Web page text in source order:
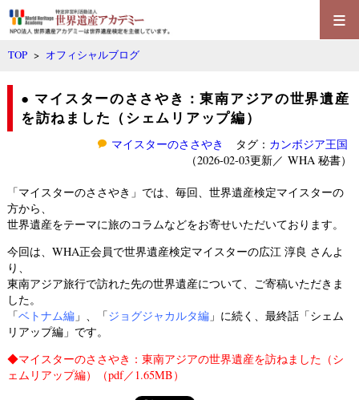
≡
TOP > オフィシャルブログ
● マイスターのささやき：東南アジアの世界遺産
を訪ねました（シェムリアップ編）
マイスターのささやき タグ： カンボジア王国
（2026-02-03更新／ WHA 秘書）
「マイスターのささやき」では、毎回、世界遺産検定マイスターの
方から、
世界遺産をテーマに旅のコラムなどをお寄せいただいております。
今回は、WHA正会員で世界遺産検定マイスターの広江 淳良 さんよ
り、
東南アジア旅行で訪れた先の世界遺産について、ご寄稿いただきま
した。
「ベトナム編」、「ジョグジャカルタ編」に続く、最終話「シェム
リアップ編」です。
◆マイスターのささやき：東南アジアの世界遺産を訪ねました（シ
ェムリアップ編）
（pdf／1.65MB）